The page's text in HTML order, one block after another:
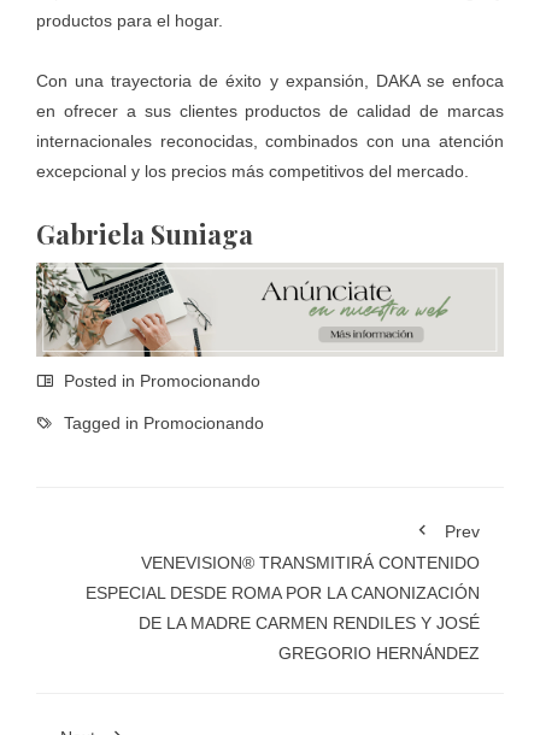
productos para el hogar.
Con una trayectoria de éxito y expansión, DAKA se enfoca
en ofrecer a sus clientes productos de calidad de marcas
internacionales reconocidas, combinados con una atención
excepcional y los precios más competitivos del mercado.
Gabriela Suniaga
Posted in Promocionando
Tagged in Promocionando
Prev
VENEVISION® TRANSMITIRÁ CONTENIDO
ESPECIAL DESDE ROMA POR LA CANONIZACIÓN
DE LA MADRE CARMEN RENDILES Y JOSÉ
GREGORIO HERNÁNDEZ